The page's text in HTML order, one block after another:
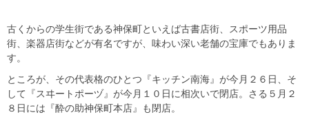
古くからの学生街である神保町といえば古書店街、スポーツ用品
街、楽器店街などが有名ですが、味わい深い老舗の宝庫でもありま
す。
ところが、その代表格のひとつ『キッチン南海』が今月２６日、そ
して『スヰートポーヅ』が今月１０日に相次いで閉店。さる５月２
８日には『酔の助神保町本店』も閉店。